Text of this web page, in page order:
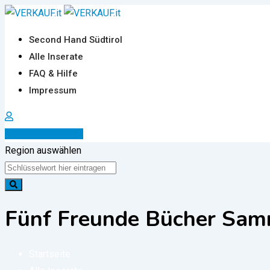
Zum
springen
Second Hand Südtirol
Alle Inserate
FAQ & Hilfe
Impressum
Region auswählen
Fünf Freunde Bücher